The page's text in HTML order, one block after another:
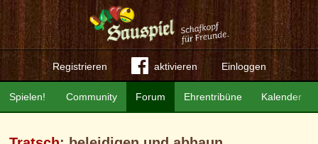
Registrieren aktivieren Einloggen
Community Forum Ehrentribüne Kalender
Spielen!